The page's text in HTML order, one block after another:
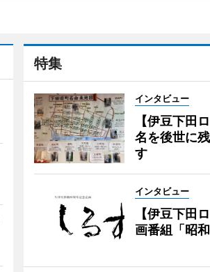
特集
インタビュー
【伊豆下田
名を後世に
す
インタビュー
【伊豆下田
画番組「昭